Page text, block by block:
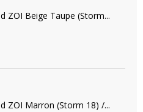
ZOI Beige Taupe (Storm...
ZOI Marron (Storm 18) /...